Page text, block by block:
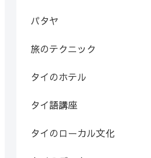
パタヤ
旅のテクニック
タイのホテル
タイ語講座
タイのローカル文化